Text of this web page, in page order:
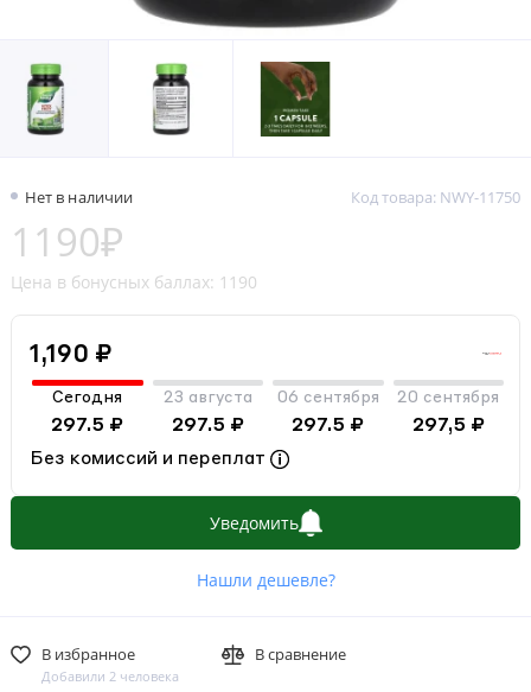
Нет в наличии Код товара: NWY-11750
1190₽
Цена в бонусных баллах: 1190
1,190 ₽
Сегодня
297.5 ₽
23 августа
297.5 ₽
06 сентября
297.5 ₽
20 сентября
297,5 ₽
Без комиссий и переплат
Уведомить
Нашли дешевле?
В избранное
Добавили 2 человека
В сравнение